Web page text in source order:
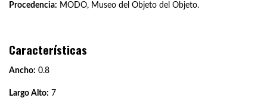
Procedencia: MODO, Museo del Objeto del Objeto.
Características
Ancho: 0.8
Largo Alto: 7